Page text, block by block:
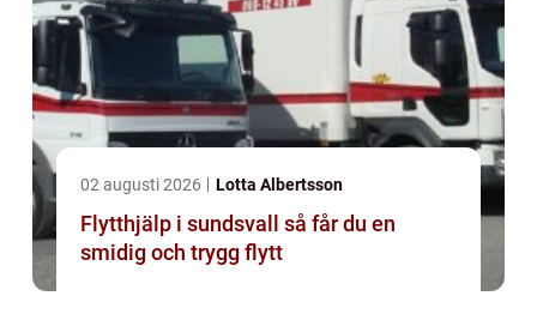
02 augusti 2026 Lotta Albertsson
Flytthjälp i sundsvall så får du en
smidig och trygg flytt